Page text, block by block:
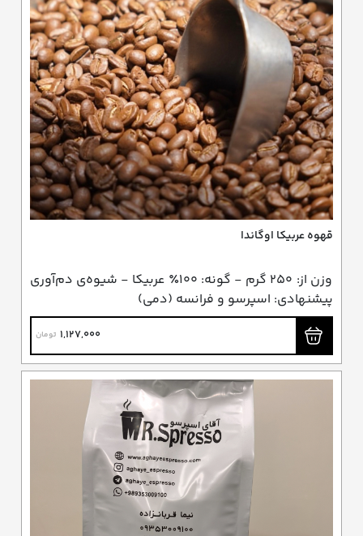
قهوه عربیکا اوگاندا
وزن از: ۲۵۰ گرم - گونه: ۱۰۰٪ عربیکا - شیوه‌ی دم‌آوری
پیشنهادی: اسپرسو و فرانسه (دمی)
1,127,000 تومان